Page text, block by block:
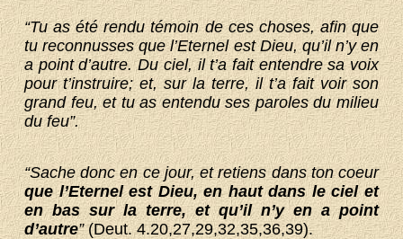
“Tu as été rendu témoin de ces choses, afin que
tu reconnusses que l’Eternel est Dieu, qu’il n’y en
a point d’autre. Du ciel, il t’a fait entendre sa voix
pour t’instruire; et, sur la terre, il t’a fait voir son
grand feu, et tu as entendu ses paroles du milieu
du feu”.
“Sache donc en ce jour, et retiens dans ton coeur
que l’Eternel est Dieu, en haut dans le ciel et
en bas sur la terre, et qu’il n’y en a point
d’autre”(Deut. 4.20,27,29,32,35,36,39).